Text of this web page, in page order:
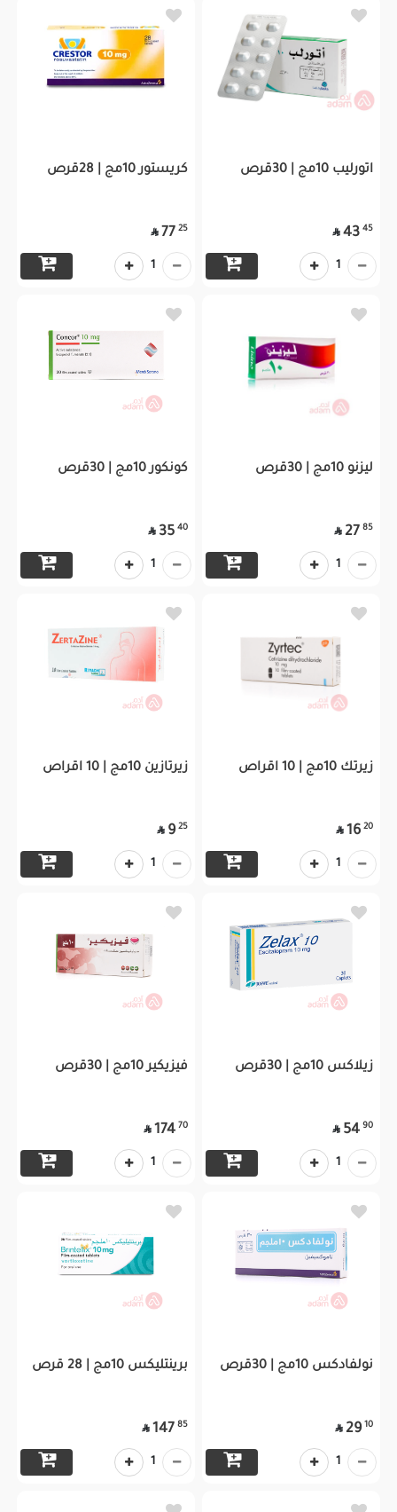
اتورليب 10مج | 30قرص
45
43

1
كريستور 10مج | 28قرص
25
77

1
ليزنو 10مج | 30قرص
85
27

1
كونكور 10مج | 30قرص
40
35

1
زيرتك 10مج | 10 اقراص
20
16

1
زيرتازين 10مج | 10 اقراص
25
9

1
زيلاكس 10مج | 30قرص
90
54

1
فيزيكير 10مج | 30قرص
70
174

1
نولفادكس 10مج | 30قرص
10
29

1
برينتليكس 10مج | 28 قرص
85
147

1